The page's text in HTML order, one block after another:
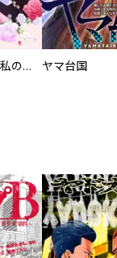
過保護な執事が私の婚活を邪魔してきます！ ヤマ台国